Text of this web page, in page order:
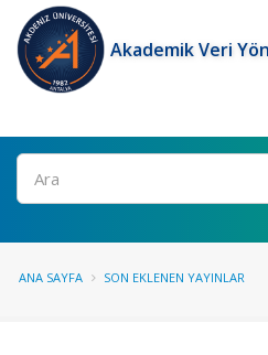
Akademik Veri
Ara
ANA SAYFA SON EKLENEN YAYINLAR